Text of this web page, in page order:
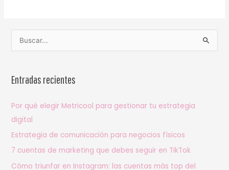
c
r
p
o
r
:
Entradas recientes
Por qué elegir Metricool para gestionar tu estrategia
digital
Estrategia de comunicación para negocios físicos
7 cuentas de marketing que debes seguir en TikTok
Cómo triunfar en Instagram: las cuentas más top del